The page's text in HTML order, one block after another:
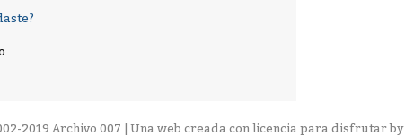
2019 Archivo 007 | Una web creada con licencia para disfrutar by